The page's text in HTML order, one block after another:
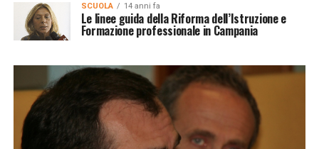
SCUOLA 14 anni fa
Le linee guida della Riforma dell’Istruzione e
Formazione professionale in Campania